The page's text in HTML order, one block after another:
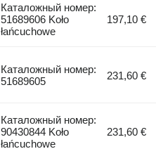
Каталожный номер:
51689606 Koło
łańcuchowe
197,10 €
Каталожный номер:
51689605
231,60 €
Каталожный номер:
90430844 Koło
łańcuchowe
231,60 €